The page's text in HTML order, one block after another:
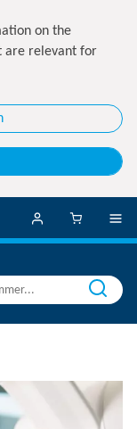
on the
are relevant for